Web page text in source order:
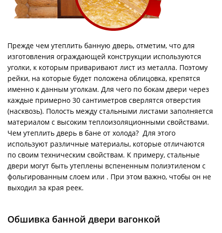
Прежде чем утеплить банную дверь, отметим, что для
изготовления ограждающей конструкции используются
уголки, к которым приваривают лист из металла. Поэтому
рейки, на которые будет положена облицовка, крепятся
именно к данным уголкам. Для чего по бокам двери через
каждые примерно 30 сантиметров сверлятся отверстия
(насквозь). Полость между стальными листами заполняется
материалом с высоким теплоизоляционными свойствами.
Чем утеплить дверь в бане от холода? Для этого
используют различные материалы, которые отличаются
по своим техническим свойствам. К примеру, стальные
двери могут быть утеплены вспененным полиэтиленом с
фольгированным слоем или . При этом важно, чтобы он не
выходил за края реек.
Обшивка банной двери вагонкой